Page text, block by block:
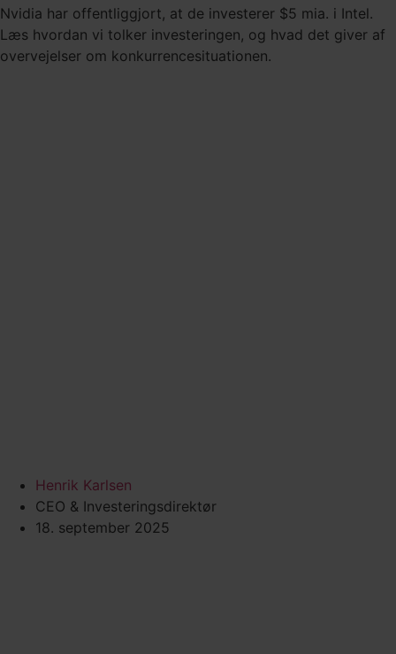
Nvidia har offentliggjort, at de investerer $5 mia. i Intel.
Læs hvordan vi tolker investeringen, og hvad det giver af
overvejelser om konkurrencesituationen.
Henrik Karlsen
CEO & Investeringsdirektør
18. september 2025